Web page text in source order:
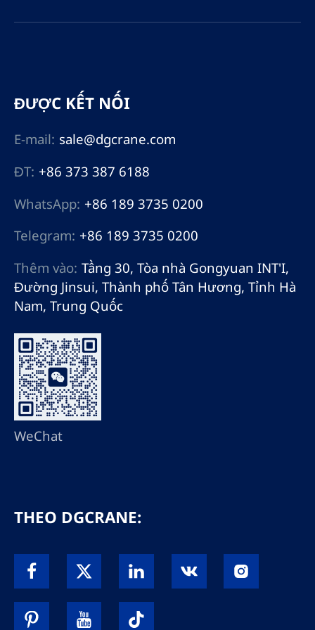
ĐƯỢC KẾT NỐI
E-mail: sale@dgcrane.com
ĐT: +86 373 387 6188
WhatsApp: +86 189 3735 0200
Telegram: +86 189 3735 0200
Thêm vào: Tầng 30, Tòa nhà Gongyuan INT'I,
Đường Jinsui, Thành phố Tân Hương, Tỉnh Hà
Nam, Trung Quốc
WeChat
THEO DGCRANE: